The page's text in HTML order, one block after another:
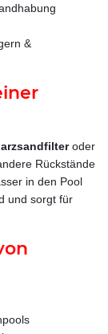
&
oder
Rückstände
in den Pool
und sorgt für